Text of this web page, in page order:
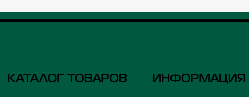
КАТАЛОГ ТОВАРОВ ИНФОРМАЦИЯ